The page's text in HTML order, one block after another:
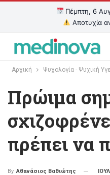
Πέμπτη, 6
Αποτυχία
Αρχική Ψυχολογία - Ψυχική
Πρώιμα
πρέπει να
By Αθανάσιος Βαθιώτης